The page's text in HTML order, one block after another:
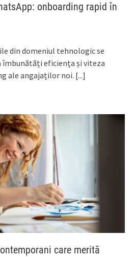
onboarding rapid în
din domeniul tehnologic se
îmbunătăți eficiența și viteza
ale angajaților noi. [...]
care merită